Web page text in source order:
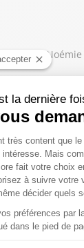
avec
avec
Lévy et